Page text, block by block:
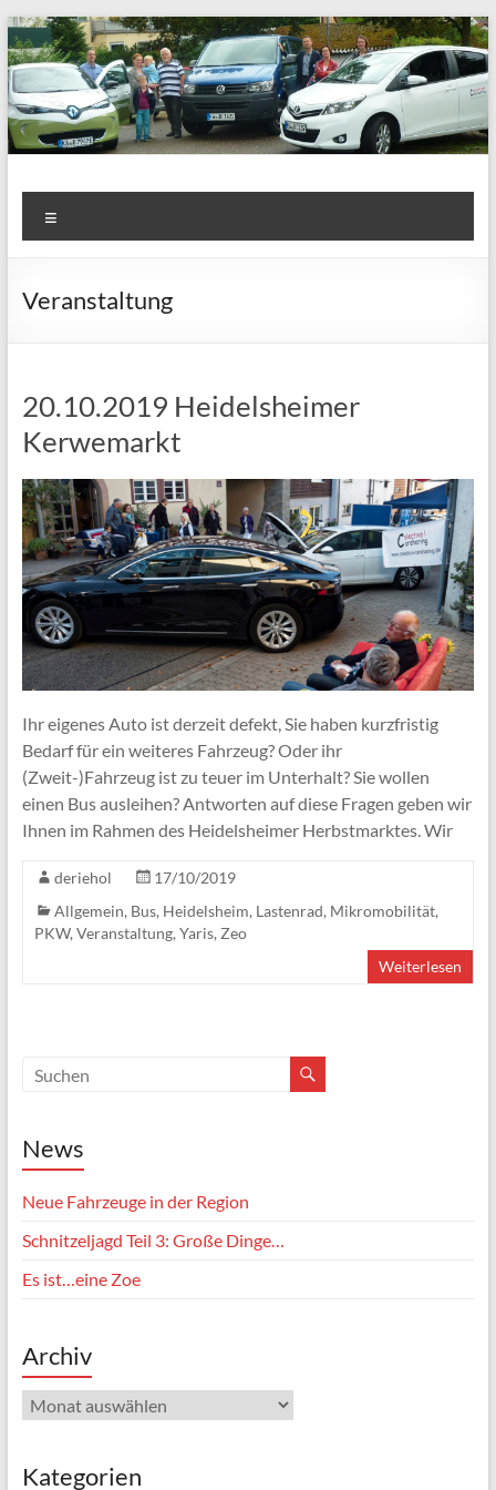
Zum
Inhalt
springen
Colectivo Carsharing e.V.
Carsharing in Heidelsheim
Veranstaltung
20.10.2019 Heidelsheimer
Kerwemarkt
Ihr eigenes Auto ist derzeit defekt, Sie haben kurzfristig
Bedarf für ein weiteres Fahrzeug? Oder ihr
(Zweit-)Fahrzeug ist zu teuer im Unterhalt? Sie wollen
einen Bus ausleihen? Antworten auf diese Fragen geben wir
Ihnen im Rahmen des Heidelsheimer Herbstmarktes. Wir
deriehol
17/10/2019
Allgemein, Bus, Heidelsheim, Lastenrad, Mikromobilität,
PKW, Veranstaltung, Yaris, Zeo
Weiterlesen
News
Neue Fahrzeuge in der Region
Schnitzeljagd Teil 3: Große Dinge…
Es ist…eine Zoe
Archiv
Archiv
Kategorien